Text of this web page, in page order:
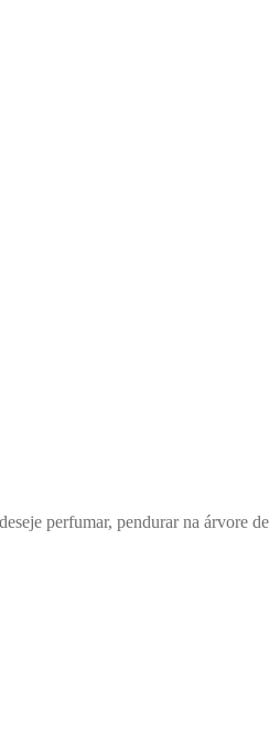
perfumar, pendurar na árvore de